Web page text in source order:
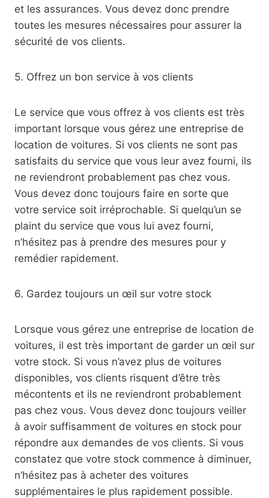
et les assurances. Vous devez donc prendre
toutes les mesures nécessaires pour assurer la
sécurité de vos clients.
5. Offrez un bon service à vos clients
Le service que vous offrez à vos clients est très
important lorsque vous gérez une entreprise de
location de voitures. Si vos clients ne sont pas
satisfaits du service que vous leur avez fourni, ils
ne reviendront probablement pas chez vous.
Vous devez donc toujours faire en sorte que
votre service soit irréprochable. Si quelqu’un se
plaint du service que vous lui avez fourni,
n’hésitez pas à prendre des mesures pour y
remédier rapidement.
6. Gardez toujours un œil sur votre stock
Lorsque vous gérez une entreprise de location de
voitures, il est très important de garder un œil sur
votre stock. Si vous n’avez plus de voitures
disponibles, vos clients risquent d’être très
mécontents et ils ne reviendront probablement
pas chez vous. Vous devez donc toujours veiller
à avoir suffisamment de voitures en stock pour
répondre aux demandes de vos clients. Si vous
constatez que votre stock commence à diminuer,
n’hésitez pas à acheter des voitures
supplémentaires le plus rapidement possible.